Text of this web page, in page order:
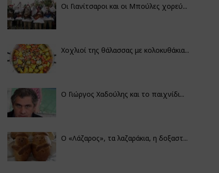
Οι Γιανίτσαροι και οι Μπούλες χορεύ...
Χοχλιοί της θάλασσας με κολοκυθάκια...
Ο Γιώργος Χαδούλης και το παιχνίδι...
Ο «Λάζαρος», τα λαζαράκια, η δοξαστ...